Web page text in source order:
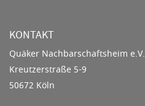
KONTAKT
Quäker Nachbarschaftsheim e.V.
Kreutzerstraße 5-9
50672 Köln